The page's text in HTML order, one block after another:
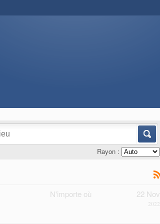
Rayon :
N'importe où 22 Nov
2022